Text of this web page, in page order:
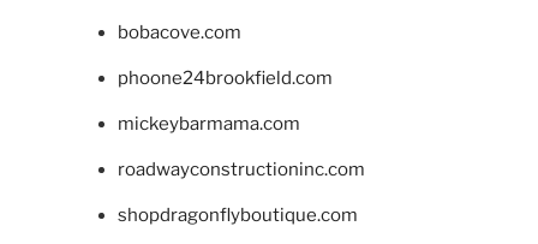
bobacove.com
phoone24brookfield.com
mickeybarmama.com
roadwayconstructioninc.com
shopdragonflyboutique.com